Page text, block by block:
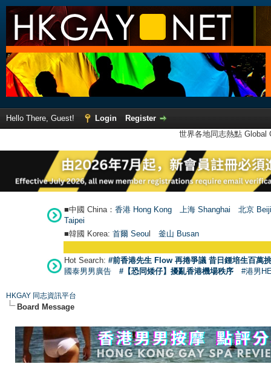
Hello There, Guest! Login
Register
世界各地同志熱點
■中國 China： 香港 Hong Kong 上海 Shanghai
北京
Taipei
■韓國 Korea: 首爾 Seoul 釜山 Busan
Hot Search: #前香港先生 Flow 再捲爭議 昔日鍾培生百萬
國泰男男廣告
#【恐同矮仔】擾亂香港機場秩序 #港男
HKGAY 同志資訊平台
Board Message